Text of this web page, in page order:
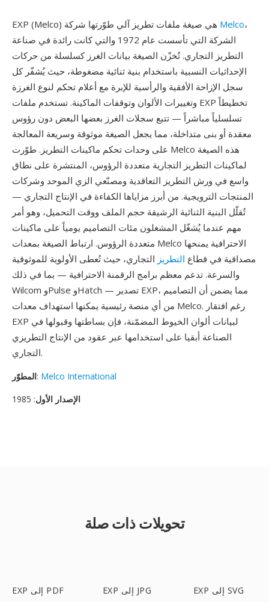
Melco،
الشركة التي تأسست عام 1972 والتي كانت رائدة في صناعة
التطريز التجاري. تُخزّن الصيغة بيانات الغرز كسلسلة من حركات
الإحداثيات النسبية باستخدام بنية ثنائية مضغوطة، حيث يُشفّر كل
سجل الإزاحة الأفقية والرأسية للإبرة مع أعلام تحكم لنوع الغرزة
وتغييرات الألوان وتوقفات الماكينة. تستخدم ملفات EXP تخطيطاً
تسلسلياً مباشراً — تتبع سجلات الغرز بعضها البعض دون رؤوس
معقدة أو بنى متداخلة، مما يجعل الصيغة موثوقة وسريعة المعالجة
على وحدات تحكم ماكينات التطريز. طوّرت Melco هذه الصيغة
لماكينات التطريز التجارية متعددة الرؤوس، المنتشرة على نطاق
واسع في ورش التطريز التعاقدية ومصنّعي الزي الموحد وشركات
المنتجات الترويجية. من أبرز مزاياها الكفاءة في الإنتاج التجاري —
تُقلّل البنية الثنائية الرشيقة حجم الملف ووقت التحميل، وهو أمر
مهم عندما يُشغّل المشغلون مئات التصاميم يومياً على ماكينات
متعددة الرؤوس. ارتباط الصيغة بمعدات Melco الاحترافية يمنحها
مصداقية في قطاع التطريز التجاري، حيث تُعطى الأولوية للموثوقية
والسرعة. تدعم معظم برامج الرقمنة الاحترافية — بما في ذلك
Wilcom وPulse وHatch — تصدير EXP، مما يضمن أن التصاميم
من أي منصة رئيسية يمكنها استهداف معدات Melco. رغم افتقار
EXP لبيانات ألوان الخيوط المضمّنة، فإن بساطتها وقبولها في
الصناعة أبقيا على استخدامها عبر عقود من الإنتاج التطريزي
التجاري.
المطوّر: Melco International
الإصدار الأول: 1985
تحويلات ذات صلة
EXP إلى PDF EXP إلى JPG EXP إلى SVG